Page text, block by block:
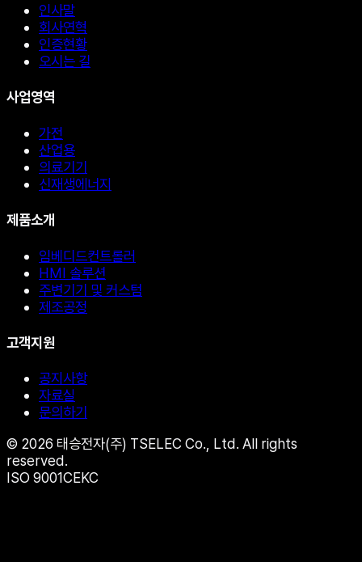
인사말
회사연혁
인증현황
오시는 길
사업영역
가전
산업용
의료기기
신재생에너지
제품소개
임베디드컨트롤러
HMI 솔루션
주변기기 및 커스텀
제조공정
고객지원
공지사항
자료실
문의하기
© 2026 태승전자(주) TSELEC Co., Ltd. All rights
reserved.
ISO 9001CEKC